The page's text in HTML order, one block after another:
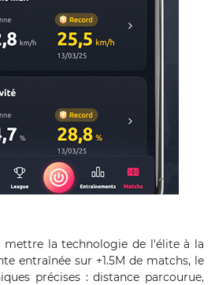
mettre la technologie de l'élite à la
entraînée sur +1.5M de matchs, le
précises : distance parcourue,